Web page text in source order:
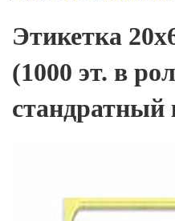
Этикетка
(1000 эт. в
стандратный